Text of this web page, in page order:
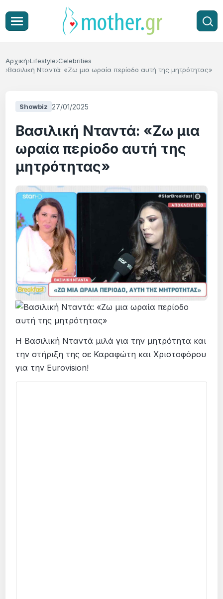
Αρχική Lifestyle Celebrities
Βασιλική Νταντά: «Ζω μια ωραία περίοδο αυτή της μητρότητας»
Showbiz 27/01/2025
Βασιλική Νταντά: «Ζω μια
ωραία περίοδο αυτή της
μητρότητας»
Η Βασιλική Νταντά μιλά για την μητρότητα και
την στήριξη της σε Καραφώτη και Χριστοφόρου
για την Eurovision!